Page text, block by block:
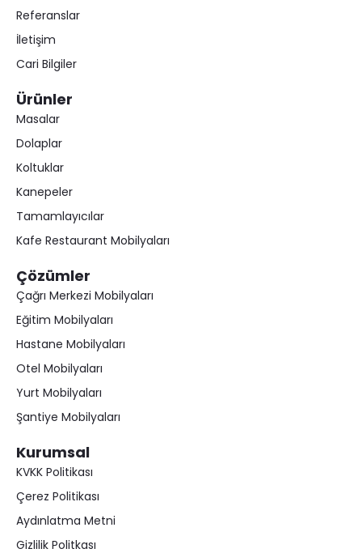
Referanslar
İletişim
Cari Bilgiler
Ürünler
Masalar
Dolaplar
Koltuklar
Kanepeler
Tamamlayıcılar
Kafe Restaurant Mobilyaları
Çözümler
Çağrı Merkezi Mobilyaları
Eğitim Mobilyaları
Hastane Mobilyaları
Otel Mobilyaları
Yurt Mobilyaları
Şantiye Mobilyaları
Kurumsal
KVKK Politikası
Çerez Politikası
Aydınlatma Metni
Gizlilik Politkası